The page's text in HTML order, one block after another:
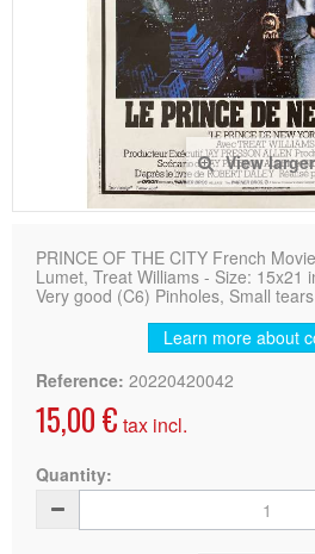
View larger
PRINCE OF THE CITY French
Lumet, Treat Williams - Size: 15x21
Very good (C6) Pinholes, Small tears
Learn more about
Reference: 20220420042
15,00 € tax incl.
Quantity: